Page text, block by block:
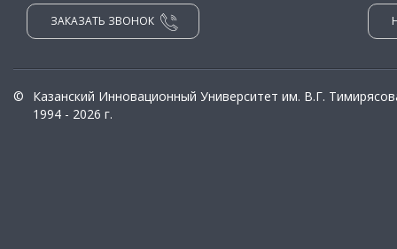
ЗАКАЗАТЬ ЗВОНОК
©
Казанский Инновационный Университет им. В.Г.
1994 - 2026 г.